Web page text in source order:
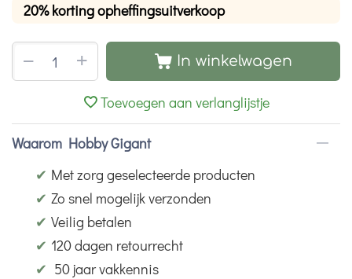
20% korting opheffingsuitverkoop
+
− In winkelwagen
Toevoegen aan verlanglijstje
Waarom Hobby Gigant
✔ Met zorg geselecteerde producten
✔ Zo snel mogelijk verzonden
✔ Veilig betalen
✔ 120 dagen retourrecht
✔ 50 jaar vakkennis